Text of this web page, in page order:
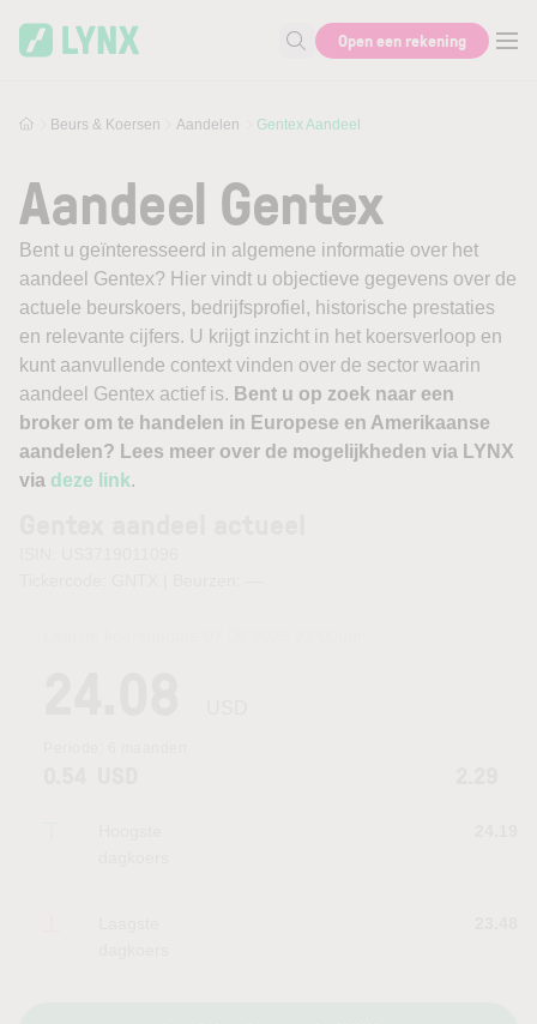
Zoek naar informatie
Open een rekening
Beurs & Koersen Aandelen Gentex Aandeel
Aandeel Gentex
Bent u geïnteresseerd in algemene informatie over het
aandeel Gentex? Hier vindt u objectieve gegevens over de
actuele beurskoers, bedrijfsprofiel, historische prestaties
en relevante cijfers. U krijgt inzicht in het koersverloop en
kunt aanvullende context vinden over de sector waarin
aandeel Gentex actief is. Bent u op zoek naar een
broker om te handelen in Europese en Amerikaanse
aandelen? Lees meer over de mogelijkheden via LYNX
via deze link.